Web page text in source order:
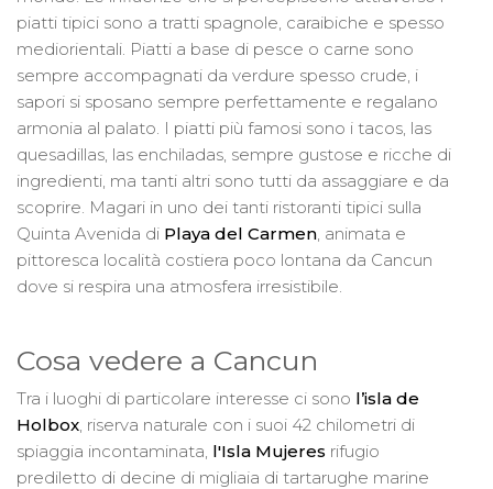
piatti tipici sono a tratti spagnole, caraibiche e spesso
mediorientali. Piatti a base di pesce o carne sono
sempre accompagnati da verdure spesso crude, i
sapori si sposano sempre perfettamente e regalano
armonia al palato. I piatti più famosi sono i tacos, las
quesadillas, las enchiladas, sempre gustose e ricche di
ingredienti, ma tanti altri sono tutti da assaggiare e da
scoprire. Magari in uno dei tanti ristoranti tipici sulla
Quinta Avenida di Playa del Carmen , animata e
pittoresca località costiera poco lontana da Cancun
dove si respira una atmosfera irresistibile.
Cosa vedere a Cancun
Tra i luoghi di particolare interesse ci sono l’isla de
Holbox , riserva naturale con i suoi 42 chilometri di
spiaggia incontaminata, l'Isla Mujeres rifugio
prediletto di decine di migliaia di tartarughe marine